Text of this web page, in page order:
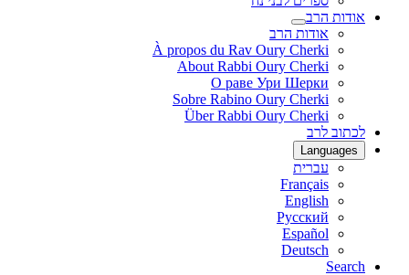
אודות הרב
אודות הרב
À propos du Rav Oury Cherki
About Rabbi Oury Cherki
О раве Ури Шерки
Sobre Rabino Oury Cherki
Über Rabbi Oury Cherki
לכתוב לרב
Languages
עברית
Français
English
Русский
Español
Deutsch
Search